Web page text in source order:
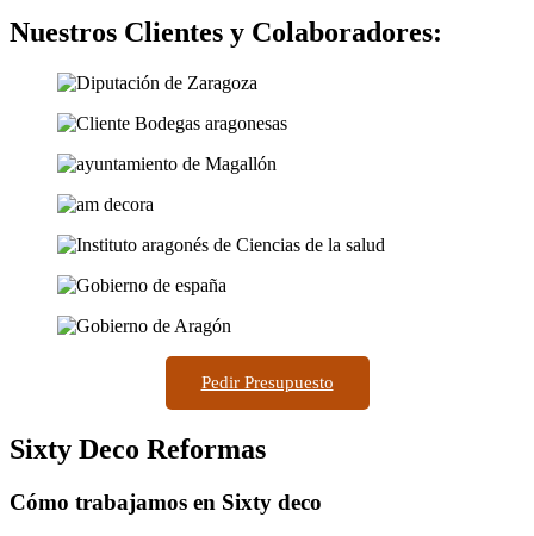
Nuestros Clientes y Colaboradores:
Pedir Presupuesto
Sixty Deco Reformas
Cómo trabajamos en Sixty deco